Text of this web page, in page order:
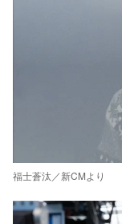
福士蒼汰／新CMより